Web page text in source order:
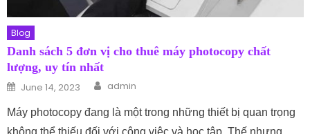
Blog
Danh sách 5 đơn vị cho thuê máy photocopy chất
lượng, uy tín nhất
Posted on
June 14, 2023 Author
admin
Máy photocopy đang là một trong những thiết bị quan trọng